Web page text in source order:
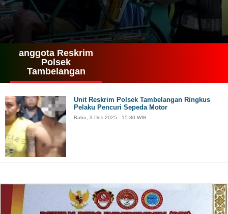
anggota Reskrim
Polsek
Tambelangan
Unit Reskrim Polsek Tambelangan Ringkus
Pelaku Pencuri Sepeda Motor
Rabu, 3 Des 2025 - 15:30 WIB